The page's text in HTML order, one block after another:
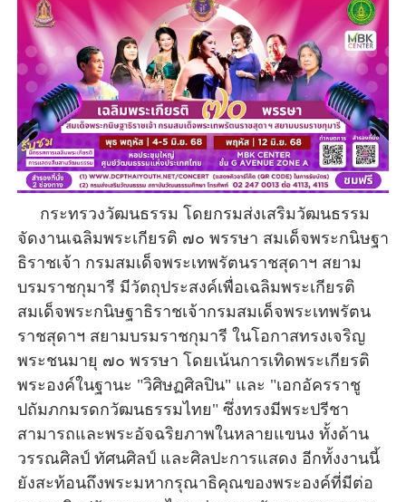
กระทรวงวัฒนธรรม โดยกรมส่งเสริมวัฒนธรรม
จัดงานเฉลิมพระเกียรติ ๗๐ พรรษา สมเด็จพระกนิษฐา
ธิราชเจ้า กรมสมเด็จพระเทพรัตนราชสุดาฯ สยาม
บรมราชกุมารี มีวัตถุประสงค์เพื่อเฉลิมพระเกียรติ
สมเด็จพระกนิษฐาธิราชเจ้ากรมสมเด็จพระเทพรัตน
ราชสุดาฯ สยามบรมราชกุมารี ในโอกาสทรงเจริญ
พระชนมายุ ๗๐ พรรษา โดยเน้นการเทิดพระเกียรติ
พระองค์ในฐานะ "วิศิษฏศิลปิน" และ "เอกอัครราชู
ปถัมภกมรดกวัฒนธรรมไทย" ซึ่งทรงมีพระปรีชา
สามารถและพระอัจฉริยภาพในหลายแขนง ทั้งด้าน
วรรณศิลป์ ทัศนศิลป์ และศิลปะการแสดง อีกทั้งงานนี้
ยังสะท้อนถึงพระมหากรุณาธิคุณของพระองค์ที่มีต่อ